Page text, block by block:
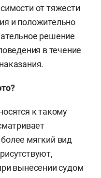
от тяжести
и положительно
решение
в течение
к такому
мягкий вид
вынесении судом